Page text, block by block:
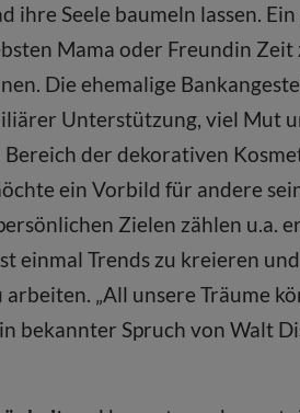
ihre Seele baumeln lassen.
Mama oder Freundin
Die ehemalige
Unterstützung, viel Mut
der dekorativen
ein Vorbild für andere
Zielen zählen u.a.
einmal Trends zu kreieren
„All unsere Träume
bekannter Spruch von Walt